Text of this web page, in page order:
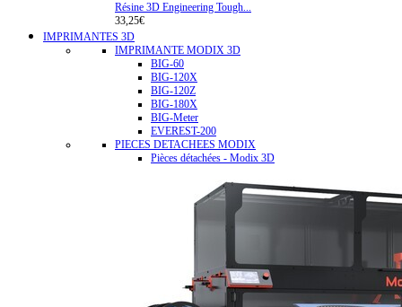
Résine 3D Engineering Tough...
33,25€
IMPRIMANTES 3D
IMPRIMANTE MODIX 3D
BIG-60
BIG-120X
BIG-120Z
BIG-180X
BIG-Meter
EVEREST-200
PIECES DETACHEES MODIX
Pièces détachées - Modix 3D